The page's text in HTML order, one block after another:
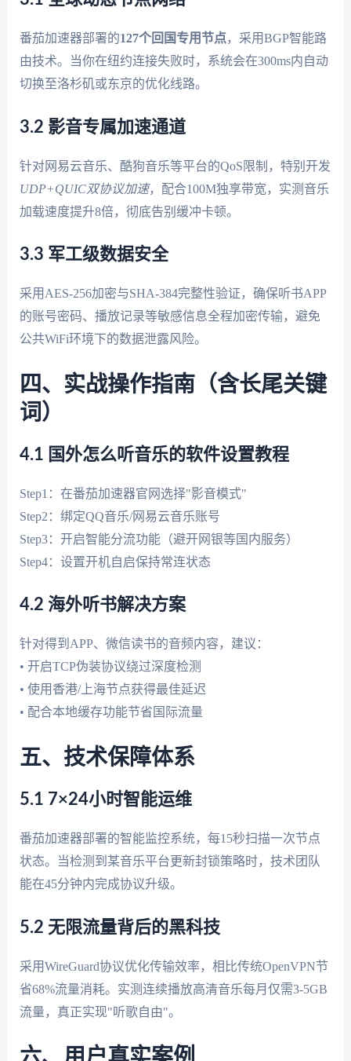
番茄加速器部署的127个回国专用节点，采用BGP智能路
由技术。当你在纽约连接失败时，系统会在300ms内自动
切换至洛杉矶或东京的优化线路。
3.2 影音专属加速通道
针对网易云音乐、酷狗音乐等平台的QoS限制，特别开发
UDP+QUIC双协议加速，配合100M独享带宽，实测音乐
加载速度提升8倍，彻底告别缓冲卡顿。
3.3 军工级数据安全
采用AES-256加密与SHA-384完整性验证，确保听书APP
的账号密码、播放记录等敏感信息全程加密传输，避免
公共WiFi环境下的数据泄露风险。
四、实战操作指南（含长尾关键
词）
4.1 国外怎么听音乐的软件设置教程
Step1：在番茄加速器官网选择"影音模式"
Step2：绑定QQ音乐/网易云音乐账号
Step3：开启智能分流功能（避开网银等国内服务）
Step4：设置开机自启保持常连状态
4.2 海外听书解决方案
针对得到APP、微信读书的音频内容，建议：
• 开启TCP伪装协议绕过深度检测
• 使用香港/上海节点获得最佳延迟
• 配合本地缓存功能节省国际流量
五、技术保障体系
5.1 7×24小时智能运维
番茄加速器部署的智能监控系统，每15秒扫描一次节点
状态。当检测到某音乐平台更新封锁策略时，技术团队
能在45分钟内完成协议升级。
5.2 无限流量背后的黑科技
采用WireGuard协议优化传输效率，相比传统OpenVPN节
省68%流量消耗。实测连续播放高清音乐每月仅需3-5GB
流量，真正实现"听歌自由"。